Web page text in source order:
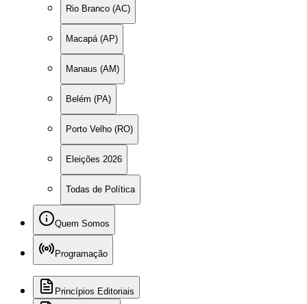
Rio Branco (AC)
Macapá (AP)
Manaus (AM)
Belém (PA)
Porto Velho (RO)
Eleições 2026
Todas de Política
Quem Somos
Programação
Princípios Editoriais